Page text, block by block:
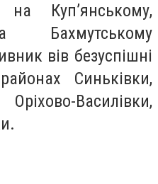
на Куп’янському,
Бахмутському
вів безуспішні
Синьківки,
Василівки,